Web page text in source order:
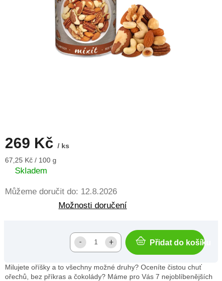
269 Kč / ks
Měrná
cena:
67,25 Kč / 100 g
Skladem
Můžeme doručit do: 12.8.2026
Možnosti doručení
Přidat do košíku
Milujete oříšky a to všechny možné druhy? Oceníte čistou chuť
ořechů, bez příkras a čokolády? Máme pro Vás 7 nejoblíbenějších